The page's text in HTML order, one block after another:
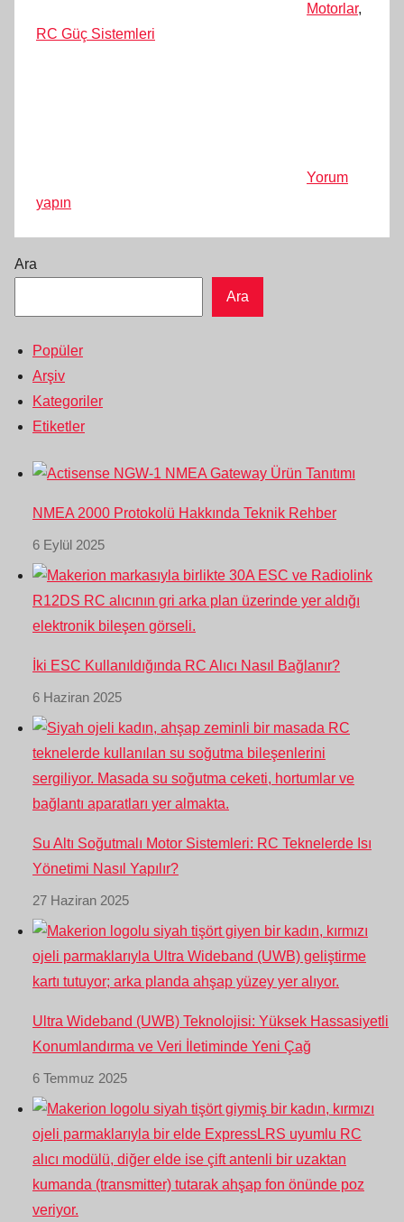
Motorlar,
RC Güç Sistemleri
Yorum
yapın
Ara
Ara
Popüler
Arşiv
Kategoriler
Etiketler
NMEA 2000 Protokolü Hakkında Teknik Rehber
6 Eylül 2025
İki ESC Kullanıldığında RC Alıcı Nasıl Bağlanır?
6 Haziran 2025
Su Altı Soğutmalı Motor Sistemleri: RC Teknelerde Isı
Yönetimi Nasıl Yapılır?
27 Haziran 2025
Ultra Wideband (UWB) Teknolojisi: Yüksek Hassasiyetli
Konumlandırma ve Veri İletiminde Yeni Çağ
6 Temmuz 2025